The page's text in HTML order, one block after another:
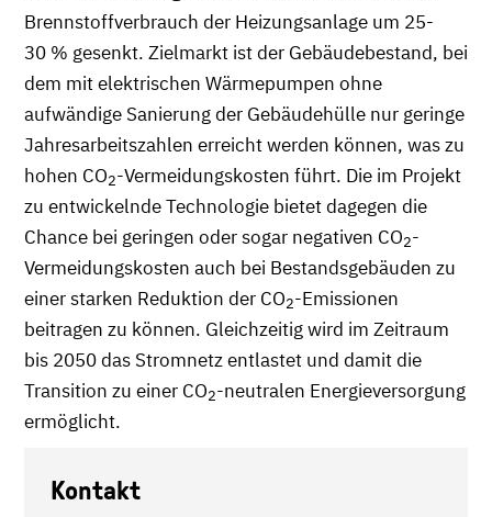
Brennstoffverbrauch der Heizungsanlage um 25-
30 % gesenkt. Zielmarkt ist der Gebäudebestand, bei
dem mit elektrischen Wärmepumpen ohne
aufwändige Sanierung der Gebäudehülle nur geringe
Jahresarbeitszahlen erreicht werden können, was zu
hohen CO2-Vermeidungskosten führt. Die im Projekt
zu entwickelnde Technologie bietet dagegen die
Chance bei geringen oder sogar negativen CO2-
Vermeidungskosten auch bei Bestandsgebäuden zu
einer starken Reduktion der CO2-Emissionen
beitragen zu können. Gleichzeitig wird im Zeitraum
bis 2050 das Stromnetz entlastet und damit die
Transition zu einer CO2-neutralen Energieversorgung
ermöglicht.
Kontakt